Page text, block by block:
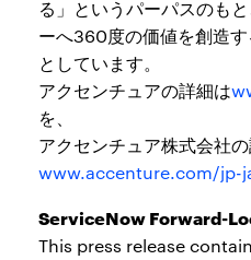
る」というパーパスのも
ーへ360度の価値を創造
としています。
アクセンチュアの詳細は
を、
アクセンチュア株式会社
www.accenture.com/jp-
ServiceNow Forward-
This press release